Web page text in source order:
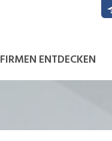
FIRMEN ENTDECKEN